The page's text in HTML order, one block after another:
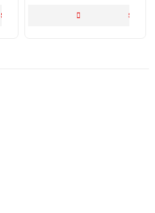
SELECTEAZĂ OPȚIUNILE